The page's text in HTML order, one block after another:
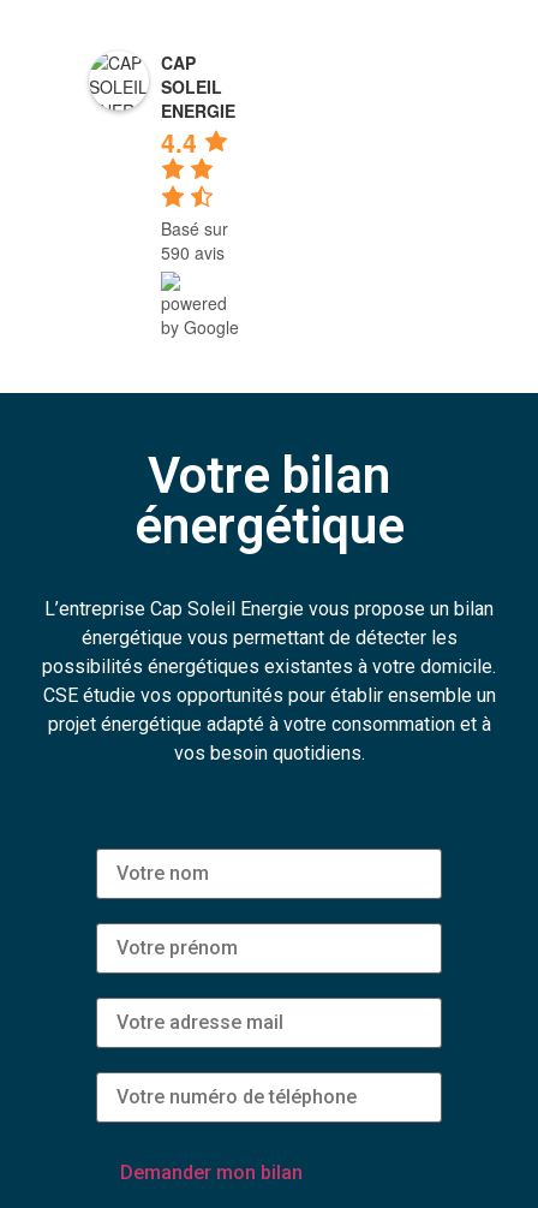
CAP
SOLEIL
ENERGIE
4.4
Basé sur
590 avis
Votre bilan
énergétique
L’entreprise Cap Soleil Energie vous propose un bilan
énergétique vous permettant de détecter les
possibilités énergétiques existantes à votre domicile.
CSE étudie vos opportunités pour établir ensemble un
projet énergétique adapté à votre consommation et à
vos besoin quotidiens.